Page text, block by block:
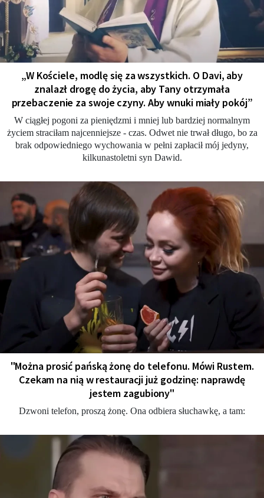
„W Kościele, modlę się za wszystkich. O Davi, aby
znalazł drogę do życia, aby Tany otrzymała
przebaczenie za swoje czyny. Aby wnuki miały pokój”
W ciągłej pogoni za pieniędzmi i mniej lub bardziej normalnym
życiem straciłam najcenniejsze - czas. Odwet nie trwał długo, bo za
brak odpowiedniego wychowania w pełni zapłacił mój jedyny,
kilkunastoletni syn Dawid.
"Można prosić pańską żonę do telefonu. Mówi Rustem.
Czekam na nią w restauracji już godzinę: naprawdę
jestem zagubiony"
Dzwoni telefon, proszą żonę. Ona odbiera słuchawkę, a tam: